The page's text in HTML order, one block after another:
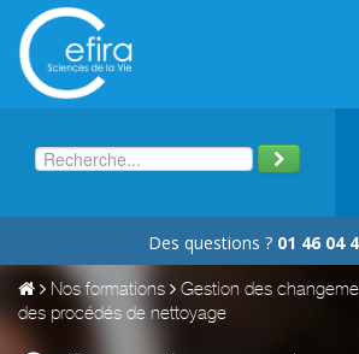
Des questions ? 01 46 04
Nos formations
Gestion des
des procédés de nettoyage